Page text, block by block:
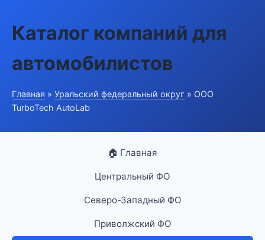
Каталог компаний для
автомобилистов
Главная » Уральский федеральный округ » ООО
TurboTech AutoLab
🏠 Главная
Центральный ФО
Северо-Западный ФО
Приволжский ФО